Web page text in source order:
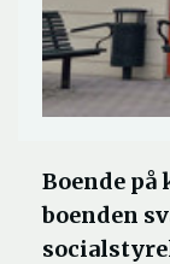
Boende
boenden